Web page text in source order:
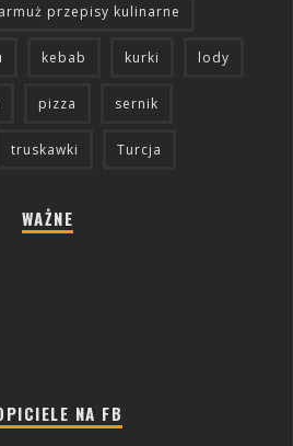
przepisy kulinarne
kebab kurki lody
pizza sernik
truskawki Turcja
WAŻNE
NA FB